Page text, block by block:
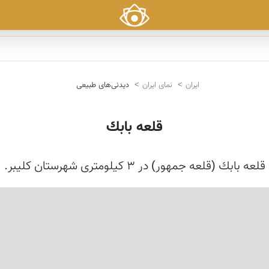
ایران نمای ایران دیدنی‌های طبیعی
قلعه بابك
قلعه بابك (قلعه جمهور) در 3 كیلومتری شهرستان كلیبر.